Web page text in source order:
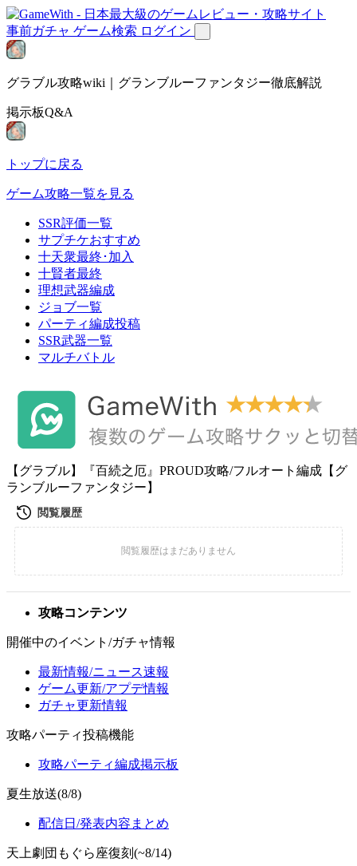
事前ガチャ ゲーム検索 ログイン
グラブル攻略wiki｜グランブルーファンタジー徹底解説
掲示板Q&A
トップに戻る
ゲーム攻略一覧を見る
SSR評価一覧
サプチケおすすめ
十天衆最終･加入
十賢者最終
理想武器編成
ジョブ一覧
パーティ編成投稿
SSR武器一覧
マルチバトル
【グラブル】『百続之厄』PROUD攻略/フルオート編成【グ
ランブルーファンタジー】
攻略コンテンツ
開催中のイベント/ガチャ情報
最新情報/ニュース速報
ゲーム更新/アプデ情報
ガチャ更新情報
攻略パーティ投稿機能
攻略パーティ編成掲示板
夏生放送(8/8)
配信日/発表内容まとめ
天上劇団もぐら座復刻(~8/14)